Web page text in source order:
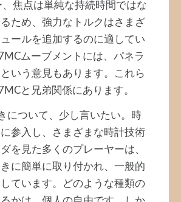
焦点は単純な持続時間ではな
ため、強力なトルクはさまざ
ールを追加するのに適してい
ムーブメントには、パネラ
いう意見もあります。これら
と兄弟関係にあります。
ついて、少し言いたい。時
参入し、さまざまな時計技術
を見た多くのプレーヤーは、
に簡単に取り付かれ、一般的
ています。どのような種類の